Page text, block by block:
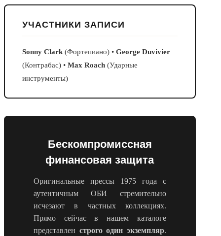
УЧАСТНИКИ ЗАПИСИ
Sonny Clark (Фортепиано) • George Duvivier
(Контрабас) • Max Roach (Ударные
инструменты)
Бескомпромиссная
финансовая защита
Оригинальные прессы 1975 года с
аутентичным ОБИ стремительно
исчезают в частных коллекциях.
Прямо сейчас в нашем каталоге
представлен строго один экземпляр.